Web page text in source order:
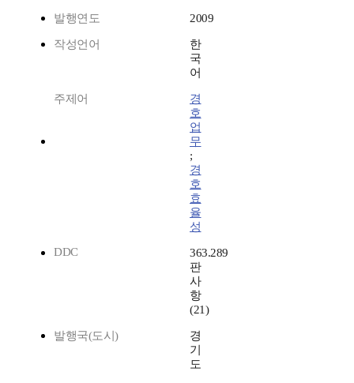
발행연도 2009
작성언어
한
국
어
주제어
경
호
업
무
;
경
호
효
율
성
DDC
363.289
판
사
항
(21)
발행국(도시)
경
기
도